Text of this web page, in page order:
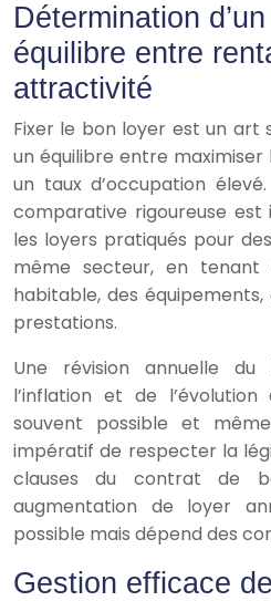
Détermination
équilibre entre
attractivité
Fixer le bon loyer est un art
un équilibre entre
un taux d’occupation
comparative rigoureuse est
les loyers pratiqués pour
même secteur, en
habitable, des
prestations.
Une révision annuelle
l’inflation et de
souvent possible et
impératif de respecter la
clauses du contrat de
augmentation de loyer
possible mais dépend des
Gestion efficace